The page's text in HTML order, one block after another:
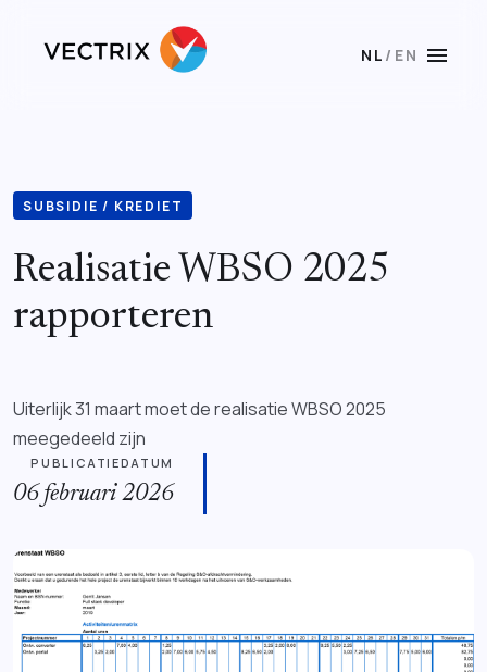
NL / EN menu
SUBSIDIE / KREDIET
Realisatie WBSO 2025
rapporteren
Uiterlijk 31 maart moet de realisatie WBSO 2025
meegedeeld zijn
PUBLICATIEDATUM
06 februari 2026